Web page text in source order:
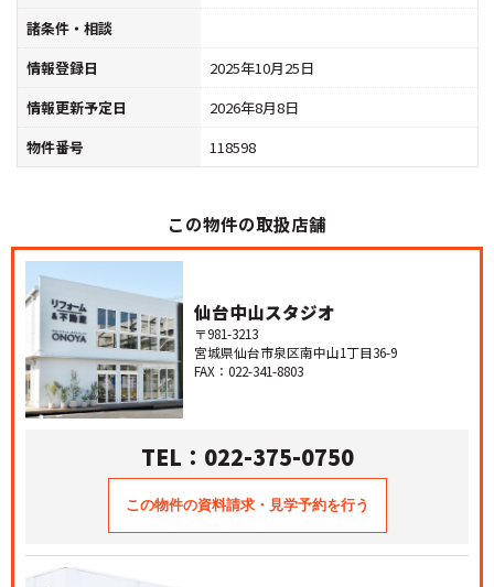
諸条件・相談
情報登録日
2025年10月25日
情報更新予定日
2026年8月8日
物件番号
118598
この物件の取扱店舗
仙台中山スタジオ
〒981-3213
宮城県仙台市泉区南中山1丁目36-9
FAX：022-341-8803
TEL：022-375-0750